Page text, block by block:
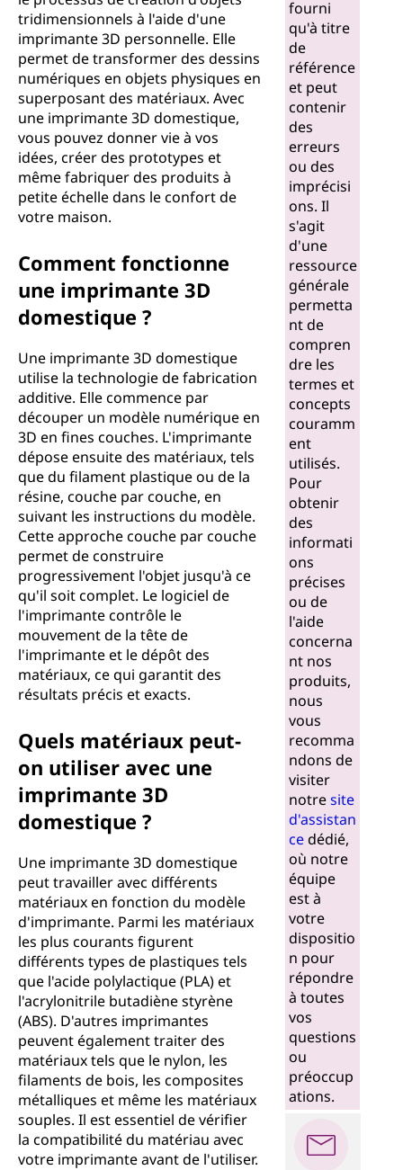
tridimensionnels à l'aide d'une
imprimante 3D personnelle. Elle
permet de transformer des dessins
numériques en objets physiques en
superposant des matériaux. Avec
une imprimante 3D domestique,
vous pouvez donner vie à vos
idées, créer des prototypes et
même fabriquer des produits à
petite échelle dans le confort de
votre maison.
Comment fonctionne
une imprimante 3D
domestique ?
Une imprimante 3D domestique
utilise la technologie de fabrication
additive. Elle commence par
découper un modèle numérique en
3D en fines couches. L'imprimante
dépose ensuite des matériaux, tels
que du filament plastique ou de la
résine, couche par couche, en
suivant les instructions du modèle.
Cette approche couche par couche
permet de construire
progressivement l'objet jusqu'à ce
qu'il soit complet. Le logiciel de
l'imprimante contrôle le
mouvement de la tête de
l'imprimante et le dépôt des
matériaux, ce qui garantit des
résultats précis et exacts.
Quels matériaux peut-
on utiliser avec une
imprimante 3D
domestique ?
Une imprimante 3D domestique
peut travailler avec différents
matériaux en fonction du modèle
d'imprimante. Parmi les matériaux
les plus courants figurent
différents types de plastiques tels
que l'acide polylactique (PLA) et
l'acrylonitrile butadiène styrène
(ABS). D'autres imprimantes
peuvent également traiter des
matériaux tels que le nylon, les
filaments de bois, les composites
métalliques et même les matériaux
souples. Il est essentiel de vérifier
la compatibilité du matériau avec
votre imprimante avant de l'utiliser.
fourni
qu'à titre
de
référence
et peut
contenir
des
erreurs
ou des
imprécisi
ons. Il
s'agit
d'une
ressource
générale
permetta
nt de
compren
dre les
termes et
concepts
couramm
ent
utilisés.
Pour
obtenir
des
informati
ons
précises
ou de
l'aide
concerna
nt nos
produits,
nous
vous
recomma
ndons de
visiter
notresite
d'assistan
cedédié,
où notre
équipe
est à
votre
dispositio
n pour
répondre
à toutes
vos
questions
ou
préoccup
ations.